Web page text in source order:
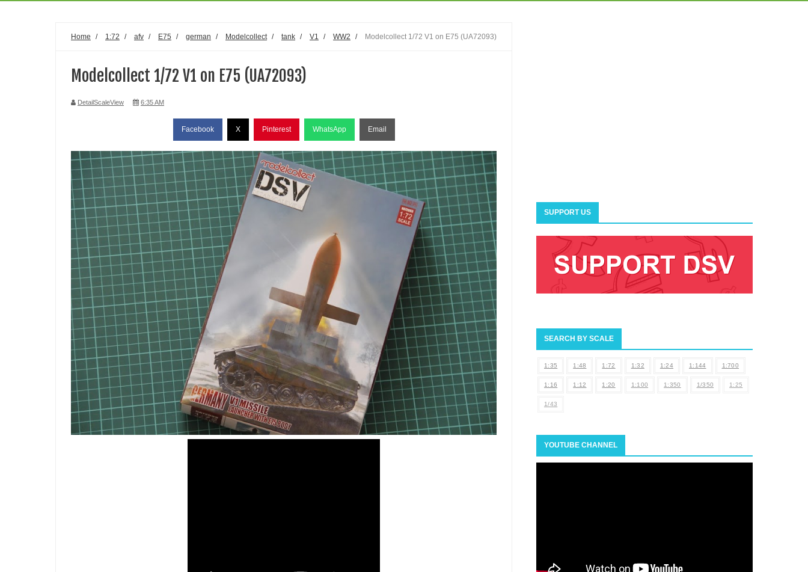
Home / 1:72 / afv / E75 / german / Modelcollect / tank / V1 / WW2 / Modelcollect 1/72 V1 on E75 (UA72093)
Modelcollect 1/72 V1 on E75 (UA72093)
DetailScaleView 6:35 AM
Facebook X Pinterest WhatsApp Email
SUPPORT US
SEARCH BY SCALE
1:35 1:48 1:72 1:32 1:24 1:144 1:700
1:16 1:12 1:20 1:100 1:350 1/350 1:25
1/43
YOUTUBE CHANNEL